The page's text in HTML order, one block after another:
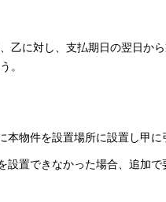
乙に対し、支払期日の翌日か
。
物件を設置場所に設置し甲に
置できなかった場合、追加